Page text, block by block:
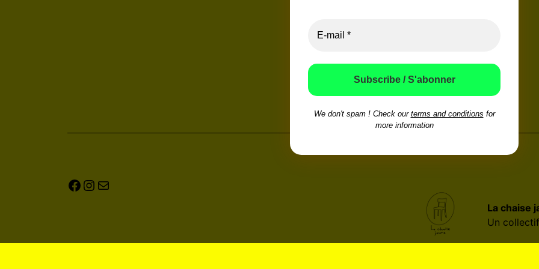
La chaise
Un
We don't spam ! Check our terms and conditions for
more information